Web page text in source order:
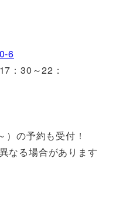
6
：30～22：
の予約も受付！
なる場合があります